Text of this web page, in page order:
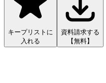
キープリストに
入れる
資料請求する
【無料】